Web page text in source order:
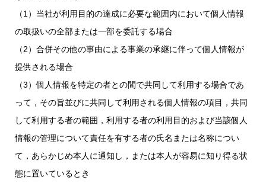
（1）当社が利用目的の達成に必要な範囲内において個人情報
の取扱いの全部または一部を委託する場合
（2）合併その他の事由による事業の承継に伴って個人情報が
提供される場合
（3）個人情報を特定の者との間で共同して利用する場合であ
って，その旨並びに共同して利用される個人情報の項目，共同
して利用する者の範囲，利用する者の利用目的および当該個人
情報の管理について責任を有する者の氏名または名称につい
て，あらかじめ本人に通知し，または本人が容易に知り得る状
態に置いているとき